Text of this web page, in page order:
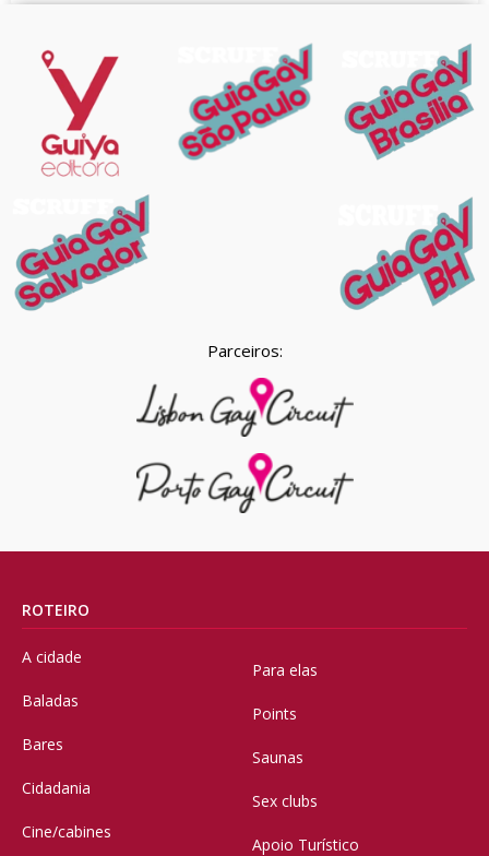
Parceiros:
ROTEIRO
A cidade
Baladas
Bares
Cidadania
Cine/cabines
Para elas
Points
Saunas
Sex clubs
Apoio Turístico